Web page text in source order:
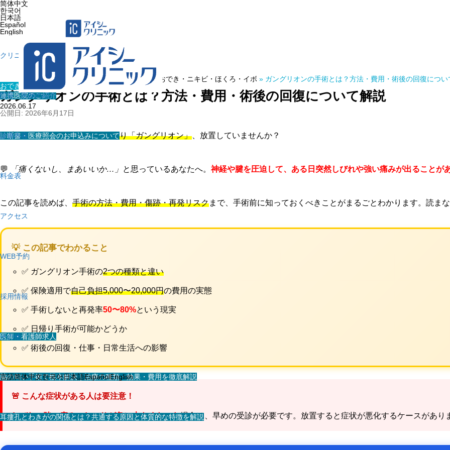
简体中文
한국어
日本語
Español
English
クリニック紹介
連携医院のご紹介
診断書・医療照会のお申込みについて
院長・医師の紹介
診療内容
料金表
アクセス
WEB予約
採用情報
医師・看護師求人
スタッフ求人
その他
脇の匂い手術で根本解決｜治療の種類・効果・費用を徹底解説
耳瘻孔とわきがの関係とは？共通する原因と体質的な特徴を解説
言語简体中文한국어日本語EspañolEnglish
ホーム 医療コラム » おでき・ニキビ・ほくろ・イボ » ガングリオンの手術とは？方法・費用・術後の回復につい
おでき・ニキビ・ほくろ・イボ
ガングリオンの手術とは？方法・費用・術後の回復について解説
2026.06.17
公開日: 2026年6月17日
⚡ 手首や足の甲にできた丸いしこり「ガングリオン」 、放置していませんか？
💬 「痛くないし、まあいいか…」 と思っているあなたへ。神経や腱を圧迫して、ある日突然しびれや強い痛みが出ることが
この記事を読めば、 手術の方法・費用・傷跡・再発リスクまで、手術前に知っておくべきことがまるごとわかります。読ま
💡 この記事でわかること
✅ ガングリオン手術の2つの種類と違い
✅ 保険適用で自己負担5,000〜20,000円の費用の実態
✅ 手術しないと再発率50〜80%という現実
✅ 日帰り手術が可能かどうか
✅ 術後の回復・仕事・日常生活への影響
🚨 こんな症状がある人は要注意！
しびれ・強い痛み・しこりが急に大きくなった場合は、早めの受診が必要です。放置すると症状が悪化するケースがあり